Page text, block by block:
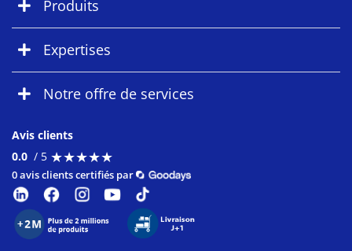
Produits
Expertises
Notre offre de services
Avis clients
0.0 / 5 ★★★★★
★★★★★
0 avis clients certifiés par